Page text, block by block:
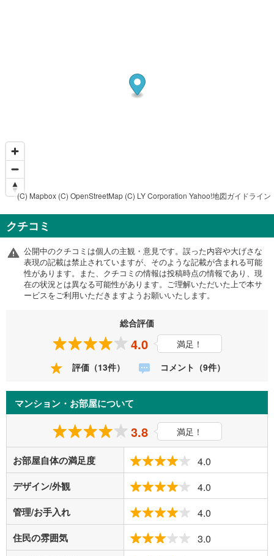
(C) Mapbox (C) OpenStreetMap (C) LY Corporation Yahoo!地図ガイドライン
クチコミ
公開中のクチコミは個人の主観・意見です。誤った内容や大げさな
表現の記載は禁止されていますが、そのような記載が含まれる可能
性があります。また、クチコミの情報は投稿時点の情報であり、現
在の状況とは異なる可能性があります。ご理解いただいた上で本サ
ービスをご利用いただきますようお願いいたします。
総合評価
4.0
満足！
評価（13件）
コメント（9件）
マンション・お部屋について
3.8 満足！
お部屋自体の満足度 4.0
デザイン/外観 4.0
管理/お手入れ 4.0
住民の雰囲気 3.0